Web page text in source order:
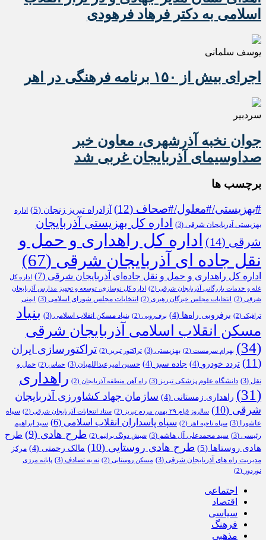
اسلامی به دکتر فرهاد فرهودی
یوسف سلمانی
اجرای بیش از ۱۵۰ برنامه فرهنگی در اهر
سردبیر
جوان نخبه آذرشهری، معاون خبر
صداوسیمای آذربایجان غربی شد
برچسب ها
#بهزیستی/#معلول/#صحاف (12) آزادراه تبریز زنجان (5)
اداره
بهزیستی آذربایجان شرقی (3)
اداره کل بهزیستی آذربایجان
شرقی (14)
اداره کل راهداری و حمل و
نقل جاده ای آذربایجان شرقی (67)
اداره کل راهداری و حمل و نقل جاده‌ای آذربایجان شرقی (7)
اداره کل
غله و خدمات بازرگانی آذربایجان شرقی (2)
اداره کل نوسازی، توسعه و تجهیز مدارس آذربایجان
شرقی (2) انتخابات مجلس خبرگان رهبری (2) انتخابات مجلس شورای اسلامی (3) ایمنی
ترافیک (2) برفروبی راه‌ها (4) برف‌روبی (2) بنیاد مسکن انقلاب اسلامی (3)
بنیاد
مسکن انقلاب اسلامی آذربایجان شرقی
(34)
بهرام سرمست (2) بهزیستی (3) تراکتور تبریز (2)
تراکتورسازی ایران
(11)
تردد خودرو (4) جاده سبز (4) حسین امیرعبداللهیان (3) حماس (2)
حمل و
نقل (3) دانشگاه علوم پزشکی تبریز (3) راه آهن منطقه آذربایجان (2)
راهداری
(31)
راهداری زمستانی (4)
سازمان جهاد کشاورزی آذربایجان
شرقی (10) سالروز قیام ۲۹ بهمن مردم تبریز (2) ستاد انتخابات آذربایجان شرقی (2)
سپاه
عاشورا (3) سپاه ناحیه اهر (2) سپاه پاسداران انقلاب اسلامی (6)
سید ابراهیم
رئیسی (3) سید محمدعلی آل هاشم (3) شیش دونگ برانیم (2) طرح هادی (9)
طرح
هادی روستاها (5) طرح هادی روستایی (10) مالک رحمتی (4)
مرکز
مدیریت راه های آذربایجان شرقی (3) مسکن روستایی (2) نه به تصادف (3)
پایانه مرزی
نوردوز (2)
اجتماعی
اقتصاد
سیاسی
فرهنگ
مذهبی